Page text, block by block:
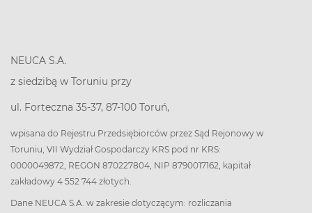
NEUCA S.A.
z siedzibą w Toruniu przy
ul. Forteczna 35-37, 87-100 Toruń,
wpisana do Rejestru Przedsiębiorców przez Sąd Rejonowy w
Toruniu, VII Wydział Gospodarczy KRS pod nr KRS:
0000049872, REGON 870227804, NIP 8790017162, kapitał
zakładowy 4 552 744 złotych.
Dane NEUCA S.A. w zakresie dotyczącym: rozliczania